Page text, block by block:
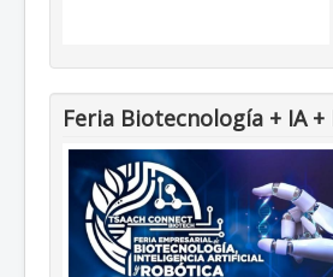
Feria Biotecnología + IA